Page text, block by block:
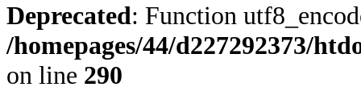
Deprecated: Function
/homepages/44/d227292373/
on line 290